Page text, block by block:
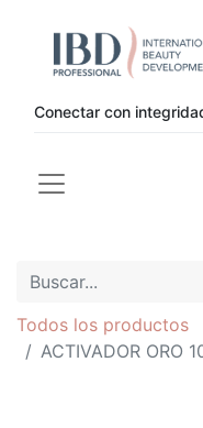
Conectar con
Todos los productos
ACTIVADOR ORO